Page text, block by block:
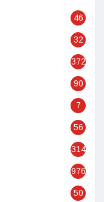
46
32
372
90
7
56
314
976
50